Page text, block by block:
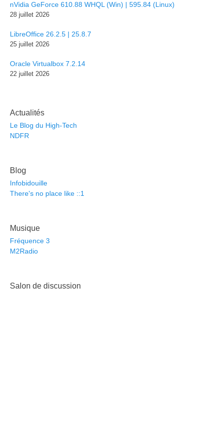
nVidia GeForce 610.88 WHQL (Win) | 595.84 (Linux)
28 juillet 2026
LibreOffice 26.2.5 | 25.8.7
25 juillet 2026
Oracle Virtualbox 7.2.14
22 juillet 2026
Actualités
Le Blog du High-Tech
NDFR
Blog
Infobidouille
There's no place like ::1
Musique
Fréquence 3
M2Radio
Salon de discussion